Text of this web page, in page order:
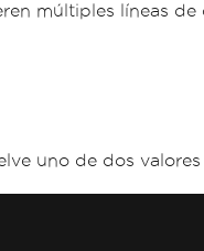
múltiples líneas
uno de dos